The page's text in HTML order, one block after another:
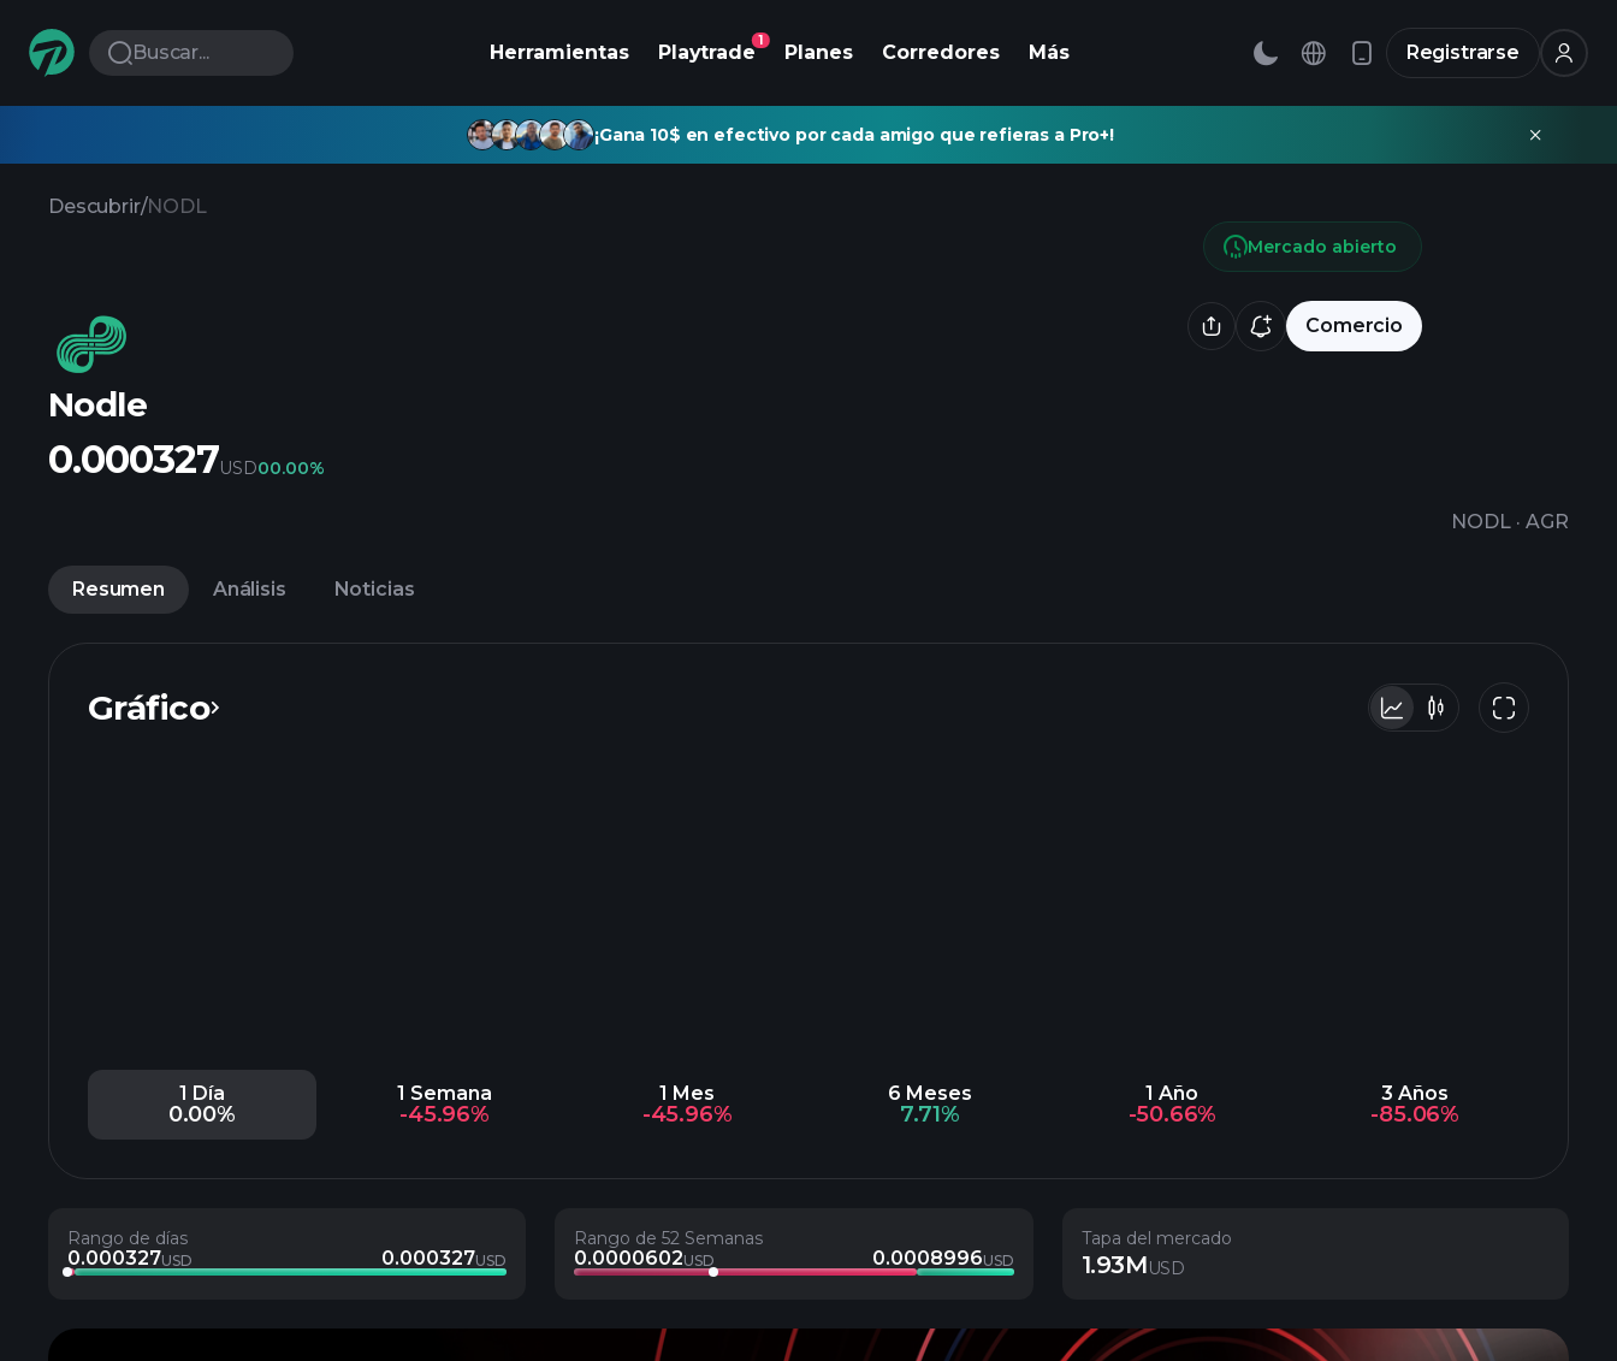
Buscar... Herramientas Playtrade
1
Planes Corredores Más Registrarse
¡Gana 10$ en efectivo por cada amigo que refieras a Pro+!
Descubrir/NODL
Comercio
Nodle
NODL · AGR
Mercado abierto
0.000327USD00.00%
Resumen Análisis Noticias
Gráfico
1 Día
0.00%
1 Semana
-45.96%
1 Mes
-45.96%
6 Meses
7.71%
1 Año
-50.66%
3 Años
-85.06%
Rango de días
0.000327USD 0.000327USD
Rango de 52 Semanas
0.0000602USD 0.0008996USD
Tapa del mercado
1.93MUSD